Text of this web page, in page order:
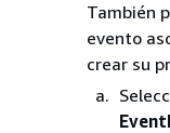
También
evento
crear su